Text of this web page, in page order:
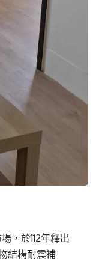
，於112年釋出
結構耐震補